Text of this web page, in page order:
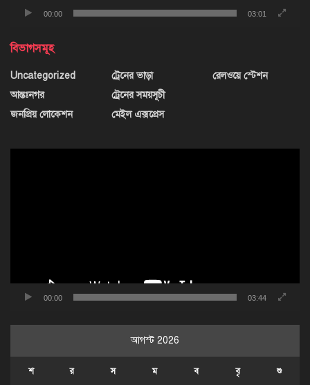
00:00 03:01
বিভাগসমূহ
Uncategorized
আন্তঃনগর
জনপ্রিয় লোকেশন
ট্রেনের ভাড়া
ট্রেনের সময়সূচী
মেইল এক্সপ্রেস
রেলওয়ে স্টেশন
00:00 03:44
আগস্ট 2026
শ র স ম ব বৃ শু